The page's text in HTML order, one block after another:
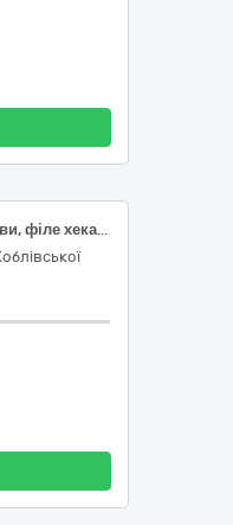
Філе мінтай зі шкіркою без голови, філе хека зі шкіркою без кісток, риба хек без голови